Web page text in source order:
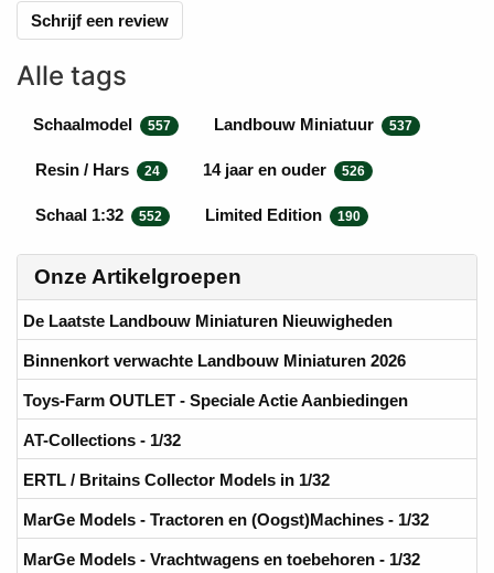
Onze Artikelgroepen
De Laatste Landbouw Miniaturen Nieuwigheden
Binnenkort verwachte Landbouw Miniaturen 2026
Toys-Farm OUTLET - Speciale Actie Aanbiedingen
AT-Collections - 1/32
ERTL / Britains Collector Models in 1/32
MarGe Models - Tractoren en (Oogst)Machines - 1/32
MarGe Models - Vrachtwagens en toebehoren - 1/32
Schrijf een review
Alle tags
Schaalmodel 557 Landbouw Miniatuur 537
Resin / Hars 24 14 jaar en ouder 526
Schaal 1:32 552 Limited Edition 190